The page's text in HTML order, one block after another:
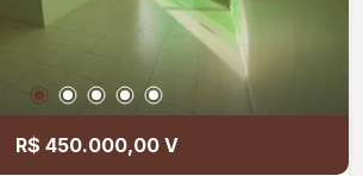
R$ 450.000,00 V